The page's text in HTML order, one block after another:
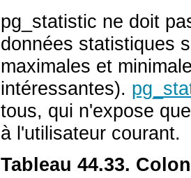
pg_statistic ne doit
données statistiques
maximales et
intéressantes).
tous, qui n'expose
à l'utilisateur courant.
Tableau 44.33.